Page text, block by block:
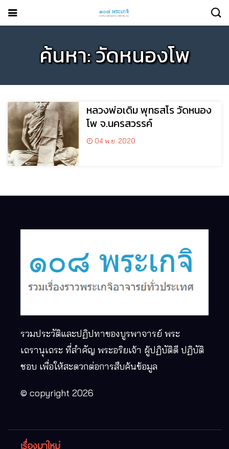
ค้นหา: วัดหนองโพ
หลวงพ่อเดิม พุทธสโร วัดหนอง
โพ จ.นครสวรรค์
04 พ.ย. 2020
รวมประวัติและปฏิปทาของบูรพาจารย์ พระ
เถรานุเถระ ที่สำคัญ พระอริยเจ้า ผู้ปฏิบัติดี ปฏิบัติ
ชอบ เพื่อให้สะดวกต่อการสืบค้นข้อมูล
© copyright 2026
เรื่องมาใหม่